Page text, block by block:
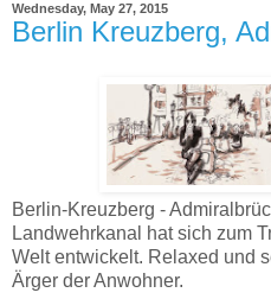
Wednesday, May 27, 2015
Berlin Kreuzberg,
Berlin-Kreuzberg -
Landwehrkanal hat sich zum
Welt entwickelt. Relaxed und
Ärger der Anwohner.